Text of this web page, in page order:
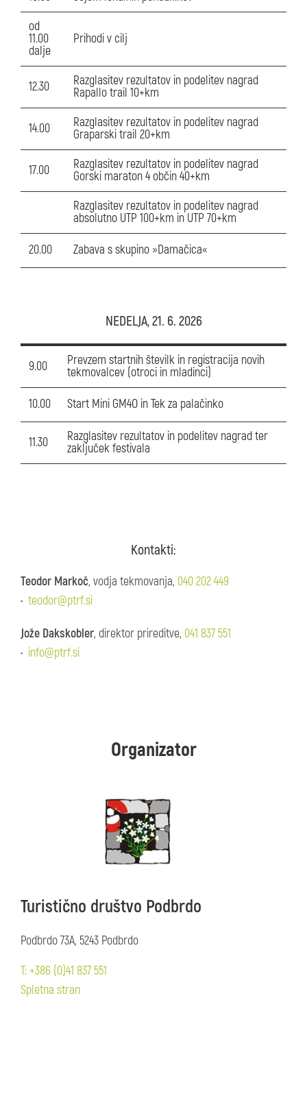
od
11.00
dalje
Prihodi v cilj
12.30 Razglasitev rezultatov in podelitev nagrad
Rapallo trail 10+km
14.00 Razglasitev rezultatov in podelitev nagrad
Graparski trail 20+km
17.00 Razglasitev rezultatov in podelitev nagrad
Gorski maraton 4 občin 40+km
Razglasitev rezultatov in podelitev nagrad
absolutno UTP 100+km in UTP 70+km
20.00
Zabava s skupino »Damačica«
NEDELJA, 21. 6. 2026
9.00 Prevzem startnih številk in registracija novih
tekmovalcev (otroci in mladinci)
10.00
Start Mini GM4O in Tek za palačinko
11.30 Razglasitev rezultatov in podelitev nagrad ter
zaključek festivala
Kontakti:
Teodor Markoč, vodja tekmovanja, 040 202 449
• teodor@ptrf.si
Jože Dakskobler, direktor prireditve, 041 837 551
• info@ptrf.si
Organizator
Turistično društvo Podbrdo
Podbrdo 73A, 5243 Podbrdo
T: +386 (0)41 837 551
Spletna stran